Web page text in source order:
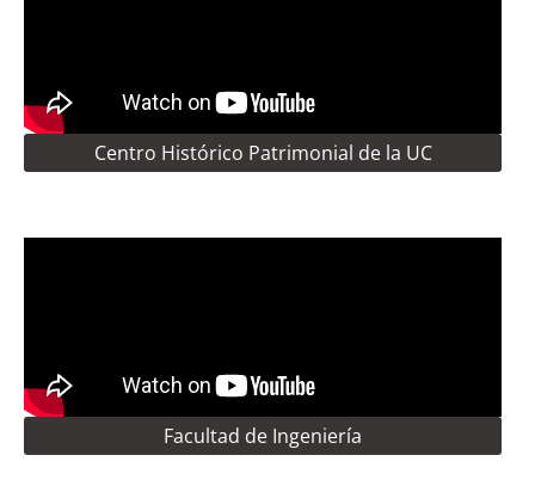
Centro Histórico Patrimonial de la UC
Facultad de Ingeniería